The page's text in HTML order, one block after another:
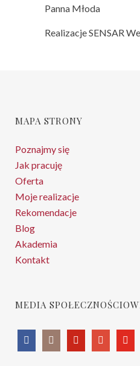
Panna Młoda
Realizacje SENSAR
MAPA STRONY
Poznajmy się
Jak pracuję
Oferta
Moje realizacje
Rekomendacje
Blog
Akademia
Kontakt
MEDIA